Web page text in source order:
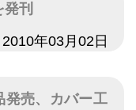
刊
2010年03月02日
発売、カバー工